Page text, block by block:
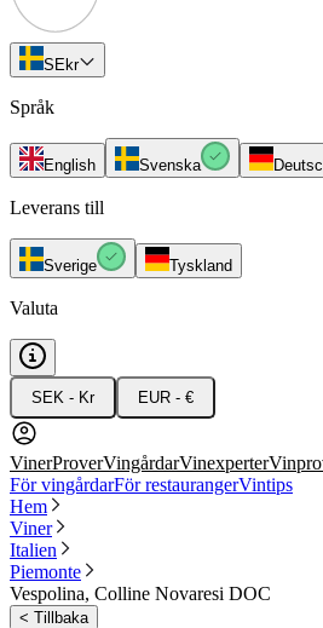
SEkr
Språk
English Svenska
Leverans till
Sverige Tyskland
Valuta
SEK - Kr EUR - €
VinerProverVingårdarVinexperter
För vingårdarFör restaurangerVintips
Hem
Viner
Italien
Piemonte
Vespolina, Colline Novaresi DOC
< Tillbaka